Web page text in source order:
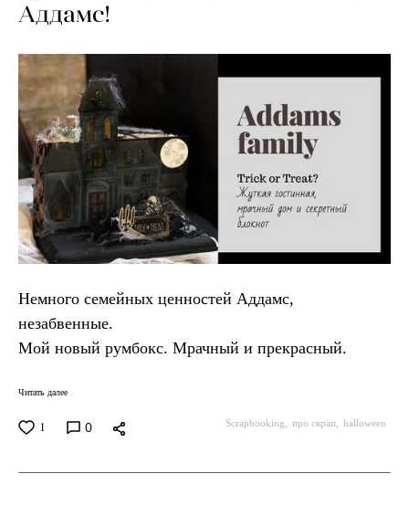
1 0 Scrapbooking про скрап halloween
Немного семейных ценностей Аддамс,
незабвенные.
Мой новый румбокс. Мрачный и прекрасный.
Читать далее
Аддамс!